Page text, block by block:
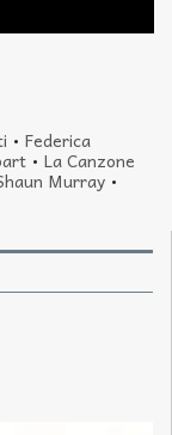
•Federica
• La Canzone
Murray •